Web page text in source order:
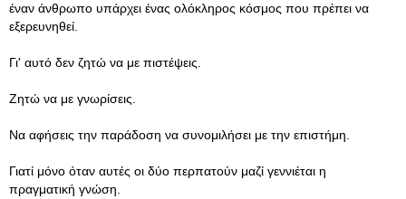
έναν άνθρωπο υπάρχει ένας ολόκληρος κόσμος που πρέπει να
εξερευνηθεί.
Γι' αυτό δεν ζητώ να με πιστέψεις.
Ζητώ να με γνωρίσεις.
Να αφήσεις την παράδοση να συνομιλήσει με την επιστήμη.
Γιατί μόνο όταν αυτές οι δύο περπατούν μαζί γεννιέται η
πραγματική γνώση.